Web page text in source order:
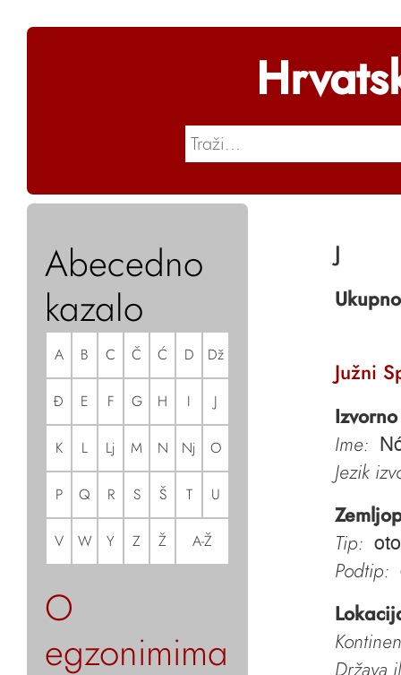
Abecedno
kazalo
A B C Č Ć D Dž
Đ E F G H I J
K L Lj M N Nj O
P Q R S Š T U
V W Y Z Ž A-Ž
O
egzonimima
J
Južni
Ime:
Jezik
Tip:
Podtip:
Država